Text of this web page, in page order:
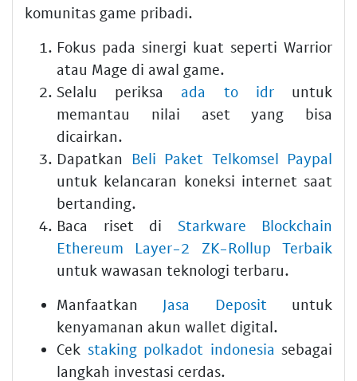
komunitas game pribadi.
Fokus pada sinergi kuat seperti Warrior
atau Mage di awal game.
Selalu periksa ada to idruntuk
memantau nilai aset yang bisa
dicairkan.
Dapatkan Beli Paket Telkomsel Paypal
untuk kelancaran koneksi internet saat
bertanding.
Baca riset di Starkware Blockchain
Ethereum Layer-2 ZK-Rollup Terbaik
untuk wawasan teknologi terbaru.
Manfaatkan Jasa Deposit untuk
kenyamanan akun wallet digital.
Cek staking polkadot indonesia sebagai
langkah investasi cerdas.